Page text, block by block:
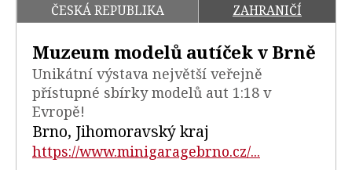
ČESKÁ REPUBLIKA ZAHRANIČÍ
Muzeum modelů autíček v Brně
Unikátní výstava největší veřejně
přístupné sbírky modelů aut 1:18 v
Evropě!
Brno, Jihomoravský kraj
https://www.minigaragebrno.cz/...